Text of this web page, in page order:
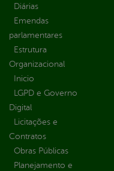
Diárias
Emendas
parlamentares
Estrutura
Organizacional
Inicio
LGPD e Governo
Digital
Licitações e
Contratos
Obras Públicas
Planejamento e